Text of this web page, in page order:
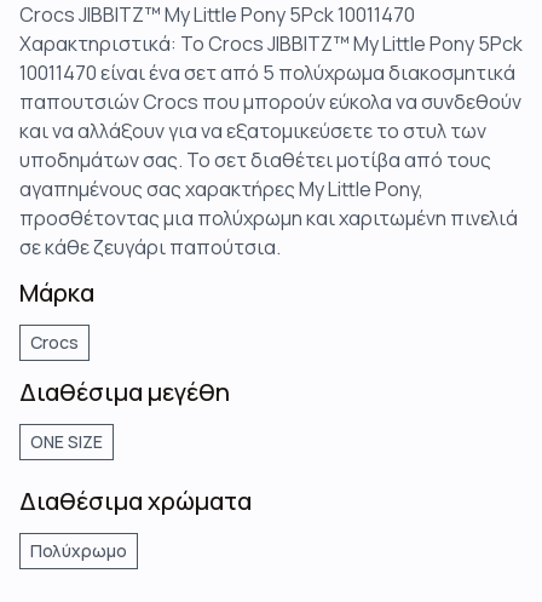
Crocs JIBBITZ™ My Little Pony 5Pck 10011470
Χαρακτηριστικά: Το Crocs JIBBITZ™ My Little Pony 5Pck
10011470 είναι ένα σετ από 5 πολύχρωμα διακοσμητικά
παπουτσιών Crocs που μπορούν εύκολα να συνδεθούν
και να αλλάξουν για να εξατομικεύσετε το στυλ των
υποδημάτων σας. Το σετ διαθέτει μοτίβα από τους
αγαπημένους σας χαρακτήρες My Little Pony,
προσθέτοντας μια πολύχρωμη και χαριτωμένη πινελιά
σε κάθε ζευγάρι παπούτσια.
Μάρκα
Crocs
Διαθέσιμα μεγέθη
ONE SIZE
Διαθέσιμα χρώματα
Πολύχρωμο